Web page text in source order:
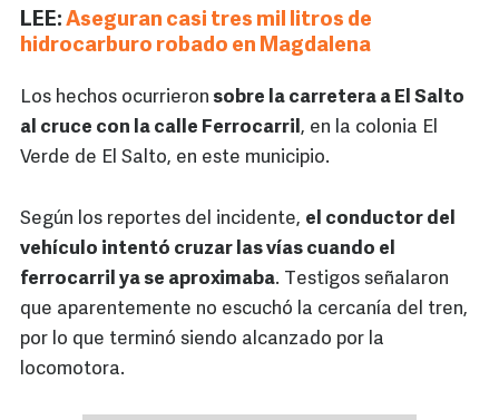
LEE: Aseguran casi tres mil litros de
hidrocarburo robado en Magdalena
Los hechos ocurrieron sobre la carretera a El Salto
al cruce con la calle Ferrocarril, en la colonia El
Verde de El Salto, en este municipio.
Según los reportes del incidente, el conductor del
vehículo intentó cruzar las vías cuando el
ferrocarril ya se aproximaba. Testigos señalaron
que aparentemente no escuchó la cercanía del tren,
por lo que terminó siendo alcanzado por la
locomotora.